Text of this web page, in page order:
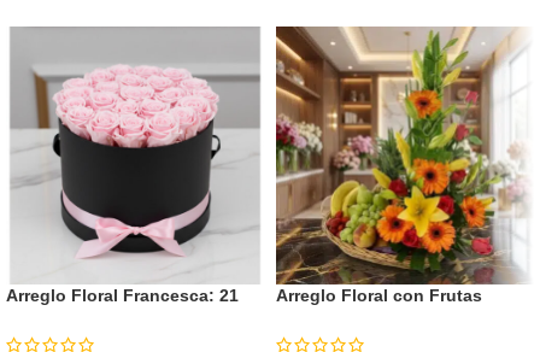
Arreglo Floral Francesca: 21
Arreglo Floral con Frutas